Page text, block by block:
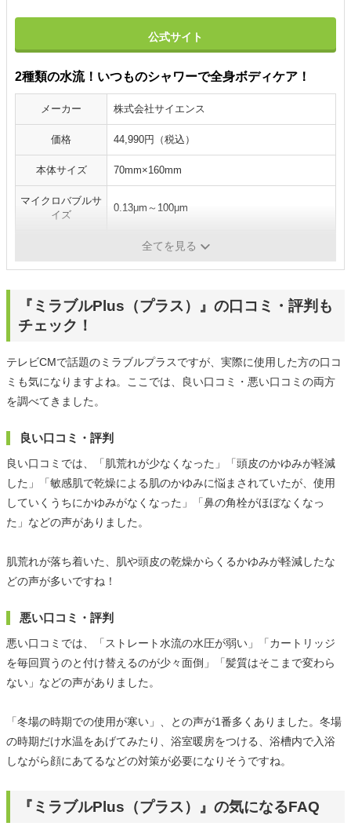
公式サイト
2種類の水流！いつものシャワーで全身ボディケア！
メーカー 株式会社サイエンス
価格 44,990円（税込）
本体サイズ 70mm×160mm
マイクロバブルサ
イズ
0.13μm～100μm
節水率最大60％
全てを見る
『ミラブルPlus（プラス）』の口コミ・評判も
チェック！
テレビCMで話題のミラブルプラスですが、実際に使用した方の口コ
ミも気になりますよね。ここでは、良い口コミ・悪い口コミの両方
を調べてきました。
良い口コミ・評判
良い口コミでは、「肌荒れが少なくなった」「頭皮のかゆみが軽減
した」「敏感肌で乾燥による肌のかゆみに悩まされていたが、使用
していくうちにかゆみがなくなった」「鼻の角栓がほぼなくなっ
た」などの声がありました。
肌荒れが落ち着いた、肌や頭皮の乾燥からくるかゆみが軽減したな
どの声が多いですね！
悪い口コミ・評判
悪い口コミでは、「ストレート水流の水圧が弱い」「カートリッジ
を毎回買うのと付け替えるのが少々面倒」「髪質はそこまで変わら
ない」などの声がありました。
「冬場の時期での使用が寒い」、との声が1番多くありました。冬場
の時期だけ水温をあげてみたり、浴室暖房をつける、浴槽内で入浴
しながら顔にあてるなどの対策が必要になりそうですね。
『ミラブルPlus（プラス）』の気になるFAQ